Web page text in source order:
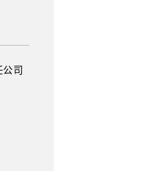
公司